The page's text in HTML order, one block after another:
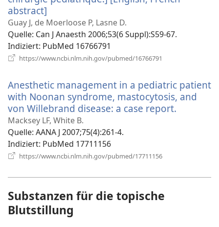
abstract]
neues
Fenster)
Guay J, de Moerloose P, Lasne D.
Quelle‎: Can J Anaesth 2006;53(6 Suppl):S59-67.
Indiziert‎: PubMed 16766791
https://www.ncbi.nlm.nih.gov/pubmed/16766791
Anesthetic management in a pediatric patient
with Noonan syndrome, mastocytosis, and
von Willebrand disease: a case report.
Macksey LF, White B.
Quelle‎: AANA J 2007;75(4):261-4.
Indiziert‎: PubMed 17711156
https://www.ncbi.nlm.nih.gov/pubmed/17711156
Substanzen für die topische
Blutstillung